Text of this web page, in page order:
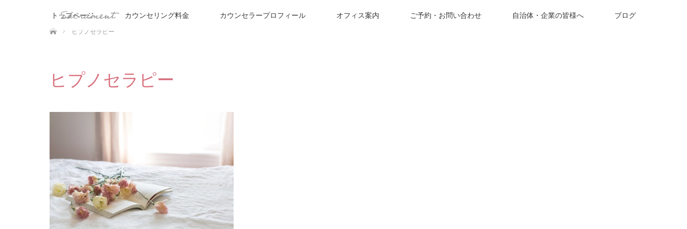
トップページ カウンセリング料金 カウンセラープロフィール オフィス案内 ご予約・お問い合わせ 自治体・企業の皆様へ ブログ
ホーム
ヒプノセラピー
ヒプノセラピー